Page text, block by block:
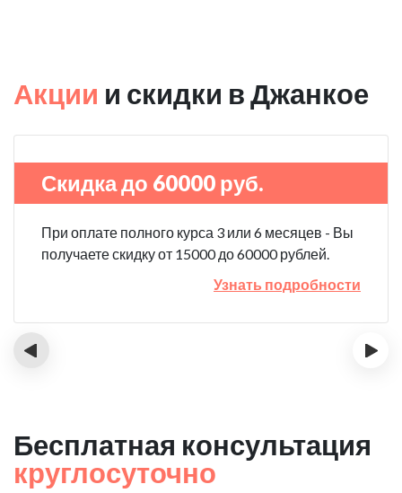
Акции и скидки в Джанкое
Скидка до 60000 руб.
При оплате полного курса 3 или 6 месяцев - Вы
получаете скидку от 15000 до 60000 рублей.
Узнать подробности
‹ ›
Бесплатная консультация
круглосуточно